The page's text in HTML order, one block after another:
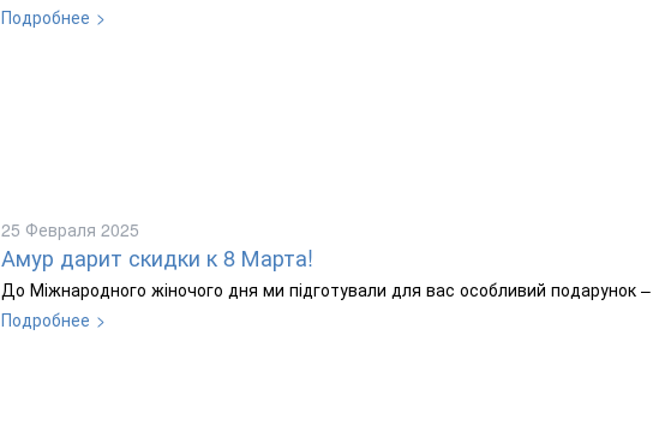
Подробнее
25 Февраля 2025
Амур дарит скидки к 8 Марта!
До Міжнародного жіночого дня ми підготували для вас особливий подарунок –
Подробнее